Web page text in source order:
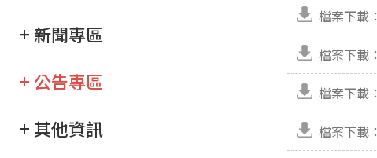
+ 新聞專區
+ 公告專區
+ 其他資訊
檔案下載：
檔案下載：
檔案下載：
檔案下載：